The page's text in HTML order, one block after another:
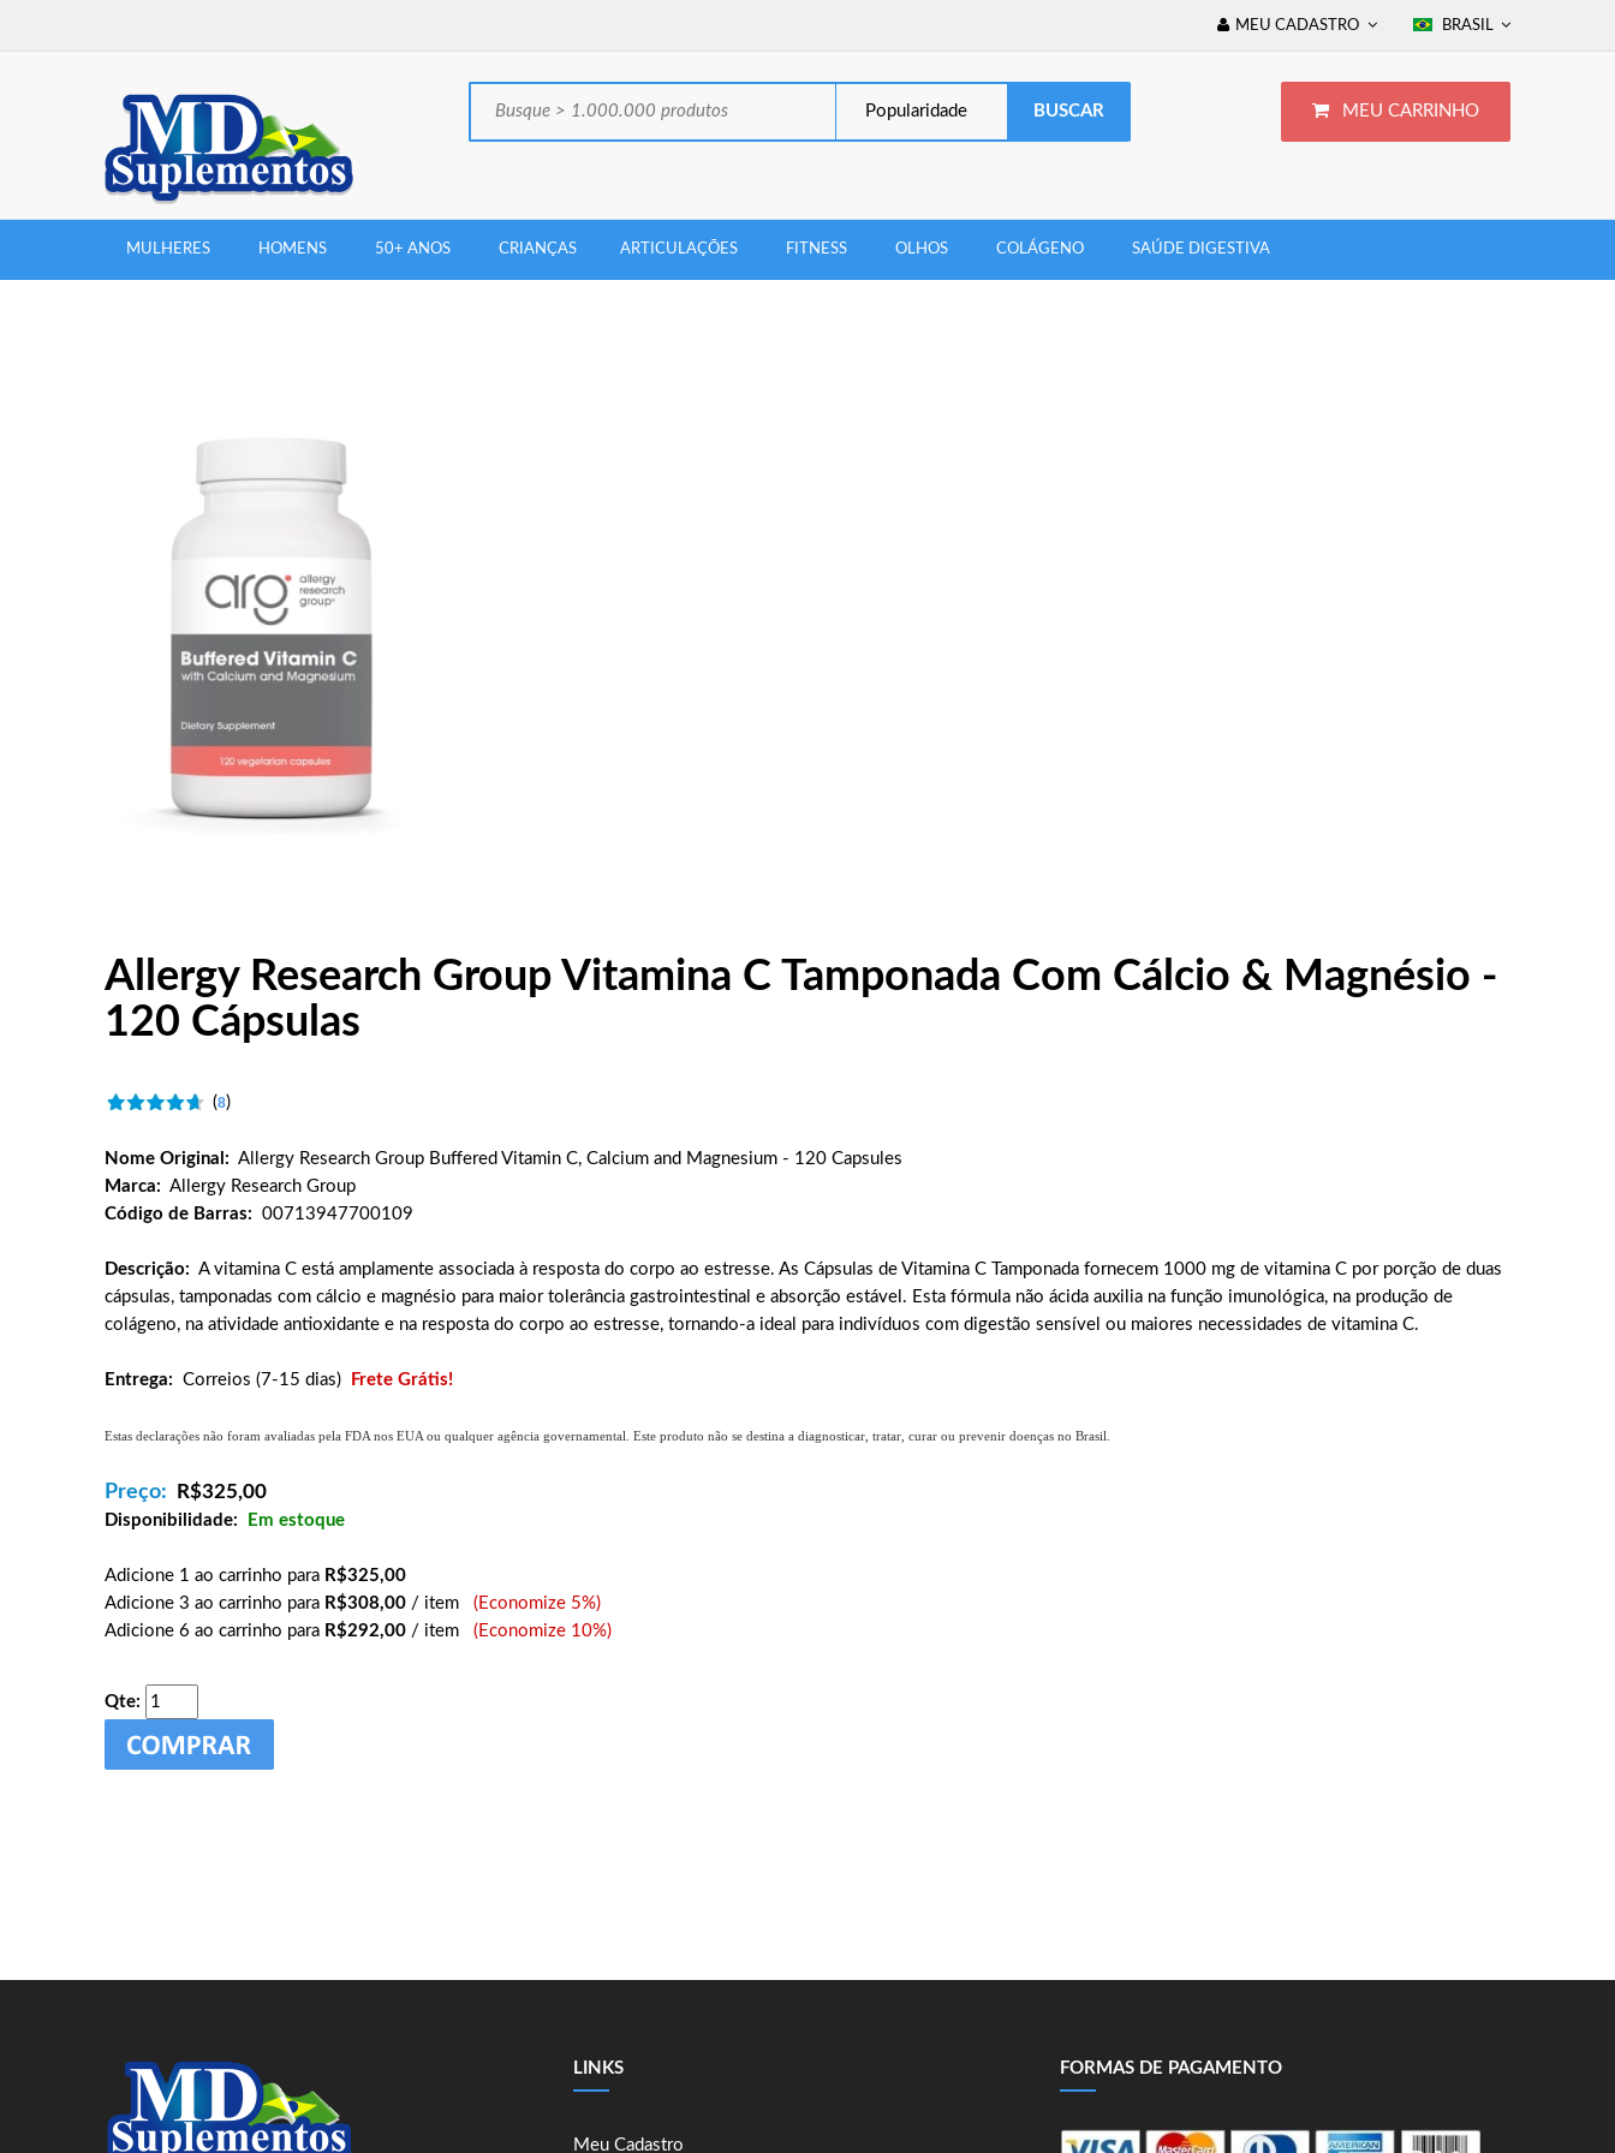
BRASIL
MEU CADASTRO
MEU CARRINHO
Popularidade
MULHERES HOMENS 50+ ANOS CRIANÇAS ARTICULAÇÕES FITNESS OLHOS COLÁGENO SAÚDE DIGESTIVA
Allergy Research Group Vitamina C Tamponada Com Cálcio & Magnésio -
120 Cápsulas
(8)
Nome Original: Allergy Research Group Buffered Vitamin C, Calcium and Magnesium - 120 Capsules
Marca: Allergy Research Group
Código de Barras: 00713947700109
Descrição: A vitamina C está amplamente associada à resposta do corpo ao estresse. As Cápsulas de Vitamina C Tamponada fornecem 1000 mg de vitamina C por porção de duas
cápsulas, tamponadas com cálcio e magnésio para maior tolerância gastrointestinal e absorção estável. Esta fórmula não ácida auxilia na função imunológica, na produção de
colágeno, na atividade antioxidante e na resposta do corpo ao estresse, tornando-a ideal para indivíduos com digestão sensível ou maiores necessidades de vitamina C.
Entrega: Correios (7-15 dias) Frete Grátis!
Estas declarações não foram avaliadas pela FDA nos EUA ou qualquer agência governamental. Este produto não se destina a diagnosticar, tratar, curar ou prevenir doenças no Brasil.
Preço: R$325,00
Disponibilidade: Em estoque
Adicione 1 ao carrinho para R$325,00
Adicione 3 ao carrinho para R$308,00 / item (Economize 5%)
Adicione 6 ao carrinho para R$292,00 / item (Economize 10%)
Qte:
LINKS
Meu Cadastro
FORMAS DE PAGAMENTO